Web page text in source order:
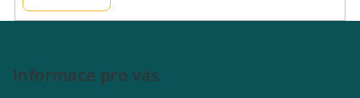
Informace pro vás